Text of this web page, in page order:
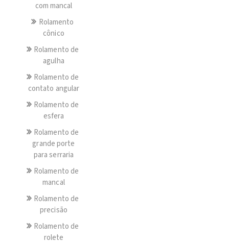
com mancal
Rolamento
cônico
Rolamento de
agulha
Rolamento de
contato angular
Rolamento de
esfera
Rolamento de
grande porte
para serraria
Rolamento de
mancal
Rolamento de
precisão
Rolamento de
rolete